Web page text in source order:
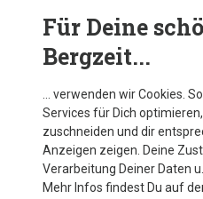
Du sparst 37%
Für Deine
Bergzeit...
… verwenden wir Cookies.
Services für Dich
zuschneiden und dir
Anzeigen zeigen. Deine
Verarbeitung Deiner Daten
Mehr Infos findest Du auf